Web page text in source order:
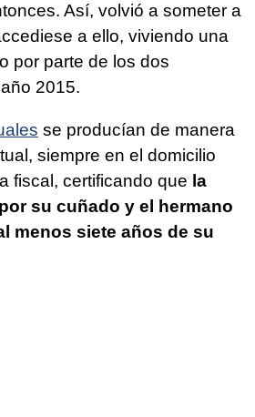
Así, volvió a someter a
a ello, viviendo una
por parte de los dos
2015.
se producían de manera
siempre en el domicilio
fiscal, certificando que la
su cuñado y el hermano
menos siete años de su